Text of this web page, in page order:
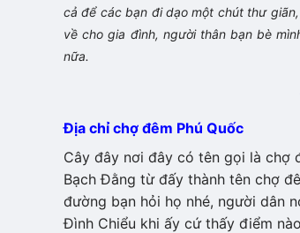
cả để các bạn đi dạo một chút thư
về cho gia đình, người thân bạn bè
nữa.
Địa chỉ chợ đêm Phú Quốc
Cây đây nơi đây có tên gọi là chợ
Bạch Đằng từ đấy thành tên chợ
đường bạn hỏi họ nhé, người dân
Đình Chiểu khi ấy cứ thấy điểm